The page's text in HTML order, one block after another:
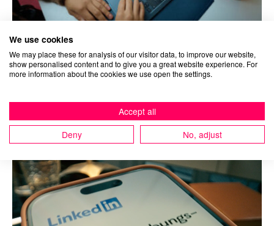
Perspektivwechsel: Jedes der zwei Videos beschäftigt
sich mit einer konkreten Fragestellung aus dem
We use cookies
We may place these for analysis of our visitor data, to improve our website,
show personalised content and to give you a great website experience. For
more information about the cookies we use open the settings.
Accept all
Deny
No, adjust